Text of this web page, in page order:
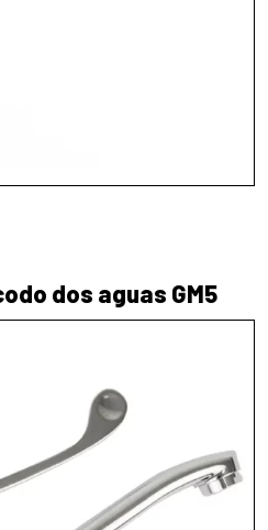
dos aguas GM5